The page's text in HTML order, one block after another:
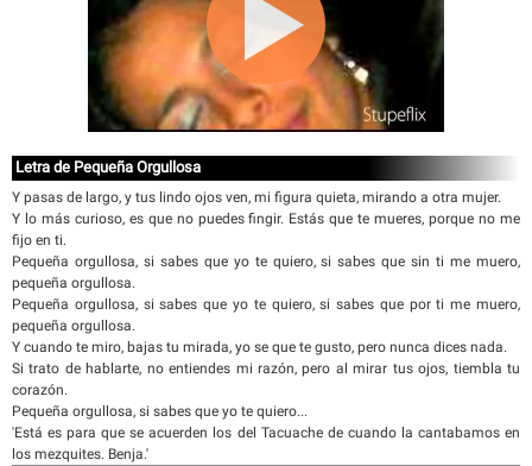
Letra de Pequeña Orgullosa
Y pasas de largo, y tus lindo ojos ven, mi figura quieta, mirando a otra mujer.
Y lo más curioso, es que no puedes fingir. Estás que te mueres, porque no me
fijo en ti.
Pequeña orgullosa, si sabes que yo te quiero, si sabes que sin ti me muero,
pequeña orgullosa.
Pequeña orgullosa, si sabes que yo te quiero, si sabes que por ti me muero,
pequeña orgullosa.
Y cuando te miro, bajas tu mirada, yo se que te gusto, pero nunca dices nada.
Si trato de hablarte, no entiendes mi razón, pero al mirar tus ojos, tiembla tu
corazón.
Pequeña orgullosa, si sabes que yo te quiero...
'Está es para que se acuerden los del Tacuache de cuando la cantabamos en
los mezquites. Benja.'